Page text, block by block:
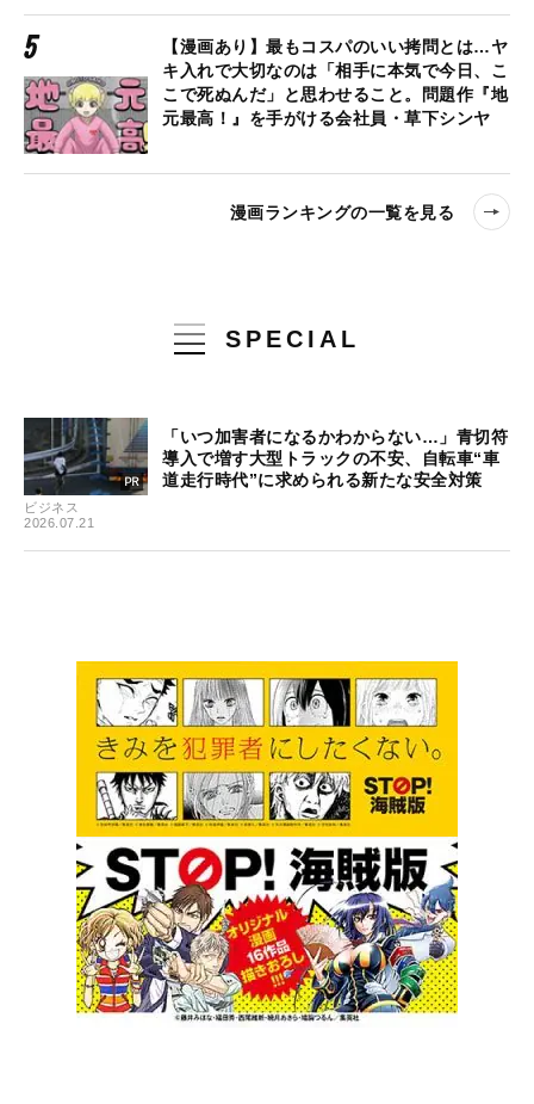
【漫画あり】最もコスパのいい拷問とは…ヤ
キ入れで大切なのは「相手に本気で今日、こ
こで死ぬんだ」と思わせること。問題作『地
元最高！』を手がける会社員・草下シンヤ
漫画ランキングの一覧を見る
SPECIAL
ビジネス
2026.07.21
「いつ加害者になるかわからない…」青切符
導入で増す大型トラックの不安、自転車“車
道走行時代”に求められる新たな安全対策